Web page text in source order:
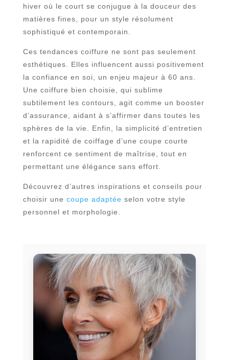
hiver où le court se conjugue à la douceur des
matières fines, pour un style résolument
sophistiqué et contemporain.
Ces tendances coiffure ne sont pas seulement
esthétiques. Elles influencent aussi positivement
la confiance en soi, un enjeu majeur à 60 ans.
Une coiffure bien choisie, qui sublime
subtilement les contours, agit comme un booster
d’assurance, aidant à s’affirmer dans toutes les
sphères de la vie. Enfin, la simplicité d’entretien
et la rapidité de coiffage d’une coupe courte
renforcent ce sentiment de maîtrise, tout en
permettant une élégance sans effort.
Découvrez d’autres inspirations et conseils pour
choisir une coupe adaptée selon votre style
personnel et morphologie.